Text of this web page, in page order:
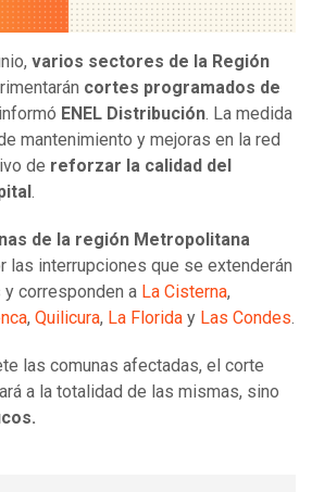
varios sectores de la Región
cortes programados de
ENEL Distribución. La medida
mantenimiento y mejoras en la red
de reforzar la calidad del
.
de la región Metropolitana
las interrupciones que se extenderán
corresponden a La Cisterna,
, Quilicura, La Florida y Las Condes.
las comunas afectadas, el corte
a la totalidad de las mismas, sino